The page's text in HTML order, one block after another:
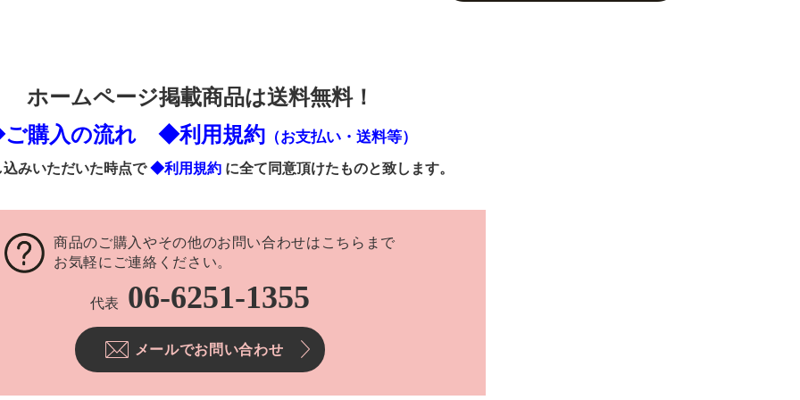
ホームページ掲載商品は送料無料！
購入の流れ
◆利用規約 （お支払い・送料等）
みいただいた時点で◆利用規約 に全て同意頂けたものと致します。
商品のご購入やその他のお問い合わせはこちらまで
お気軽にご連絡ください。
代表 06-6251-1355
メールでお問い合わせ